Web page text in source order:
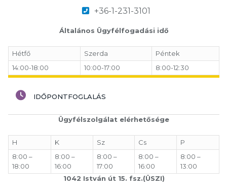
+36-1-231-3101
Általános Ügyfélfogadási idő
Hétfő Szerda
Péntek
14:00-18:00
10:00-17:00 8:00-12:30
IDŐPONTFOGLALÁS
Ügyfélszolgálat elérhetősége
H K Sz Cs
P
8:00 –
18:00
8:00 –
16:00
8:00 –
17:00
8:00 –
16:00
8:00 –
13:00
1042 István út 15. fsz.(ÜSZI)